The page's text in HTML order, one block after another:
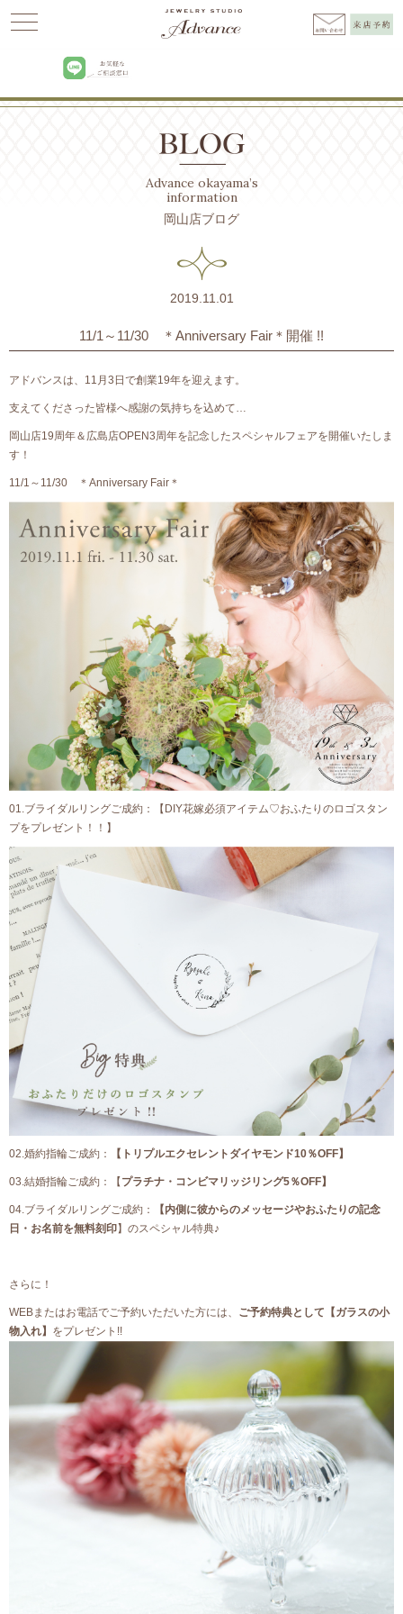
11/1～11/30 ＊Anniversary Fair＊開催 !!
Advance okayama’s
information
岡山店ブログ
2019.11.01
11/1～11/30 ＊Anniversary Fair＊開催 !!
アドバンスは、11月3日で創業19年を迎えます。
支えてくださった皆様へ感謝の気持ちを込めて…
岡山店19周年＆広島店OPEN3周年を記念したスペシャルフェアを開催いたしま
す！
11/1～11/30 ＊Anniversary Fair＊
01.ブライダルリングご成約：【DIY花嫁必須アイテム♡おふたりのロゴスタン
プをプレゼント！！】
02.婚約指輪ご成約： 【トリプルエクセレントダイヤモンド10％OFF】
03.結婚指輪ご成約：【 プラチナ・コンビマリッジリング5％OFF】
04.ブライダルリングご成約：
【内側に彼からのメッセージやおふたりの記念
日・お名前を無料刻印】のスペシャル特典♪
さらに！
WEBまたはお電話でご予約いただいた方には、 ご予約特典として【ガラスの小
物入れ】 をプレゼント!!